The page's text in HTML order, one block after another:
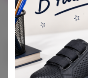
24
Эксклюзивный
опытных